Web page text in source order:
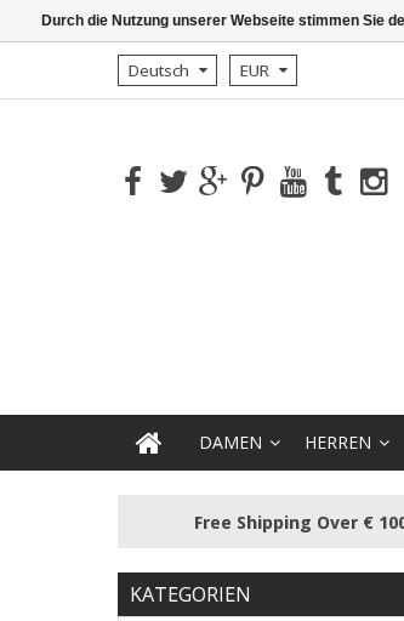
Deutsch EUR
DAMEN HERREN
Free Shipping Over €
KATEGORIEN
Durch die Nutzung unserer Webseite stimmen Sie